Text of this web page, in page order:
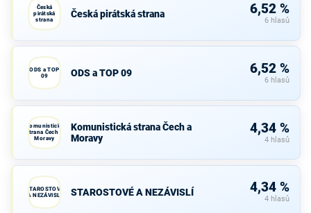
Česká
pirátská
strana
Česká pirátská strana 6,52 %
6 hlasů
ODS a TOP
09
ODS a TOP 09 6,52 %
6 hlasů
Komunistická
strana Čech a
Moravy
Komunistická strana Čech a
Moravy
4,34 %
4 hlasů
STAROSTOVÉ
A NEZÁVISLÍ
STAROSTOVÉ A NEZÁVISLÍ 4,34 %
4 hlasů